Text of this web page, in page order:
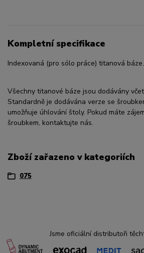
Kompletní specifikace
Indexovaná (pro sólo práce) titanová báze.
Všechny titanové báze jsou dodávány
Standardně je dodávána verze se
umožňuje úhlování štoly. Pokud máte
šroubkem, kontaktujte nás.
Zboží zařazeno v kategoriích
075
Jsme oficiální distributoři